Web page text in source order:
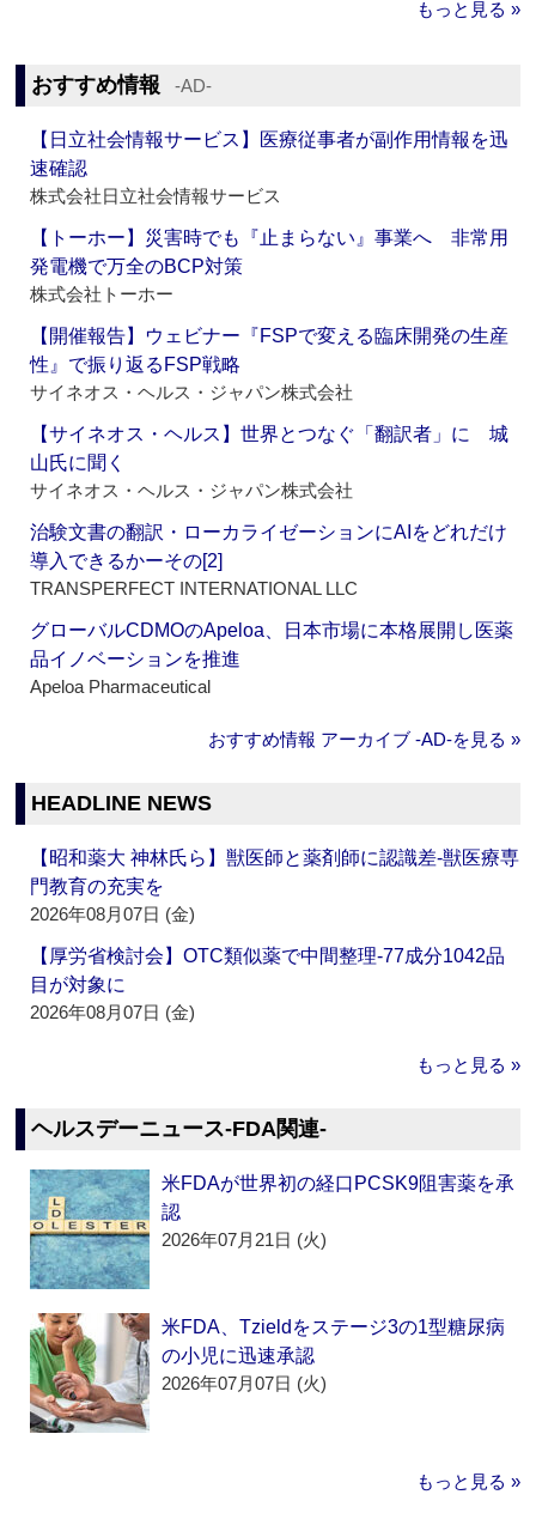
もっと見る »
おすすめ情報 ‐AD‐
【日立社会情報サービス】医療従事者が副作用情報を迅
速確認
株式会社日立社会情報サービス
【トーホー】災害時でも『止まらない』事業へ 非常用
発電機で万全のBCP対策
株式会社トーホー
【開催報告】ウェビナー『FSPで変える臨床開発の生産
性』で振り返るFSP戦略
サイネオス・ヘルス・ジャパン株式会社
【サイネオス・ヘルス】世界とつなぐ「翻訳者」に 城
山氏に聞く
サイネオス・ヘルス・ジャパン株式会社
治験文書の翻訳・ローカライゼーションにAIをどれだけ
導入できるかーその[2]
TRANSPERFECT INTERNATIONAL LLC
グローバルCDMOのApeloa、日本市場に本格展開し医薬
品イノベーションを推進
Apeloa Pharmaceutical
おすすめ情報 アーカイブ ‐AD‐を見る »
HEADLINE NEWS
【昭和薬大 神林氏ら】獣医師と薬剤師に認識差‐獣医療専
門教育の充実を
2026年08月07日 (金)
【厚労省検討会】OTC類似薬で中間整理‐77成分1042品
目が対象に
2026年08月07日 (金)
もっと見る »
ヘルスデーニュース‐FDA関連‐
米FDAが世界初の経口PCSK9阻害薬を承
認
2026年07月21日 (火)
米FDA、Tzieldをステージ3の1型糖尿病
の小児に迅速承認
2026年07月07日 (火)
もっと見る »